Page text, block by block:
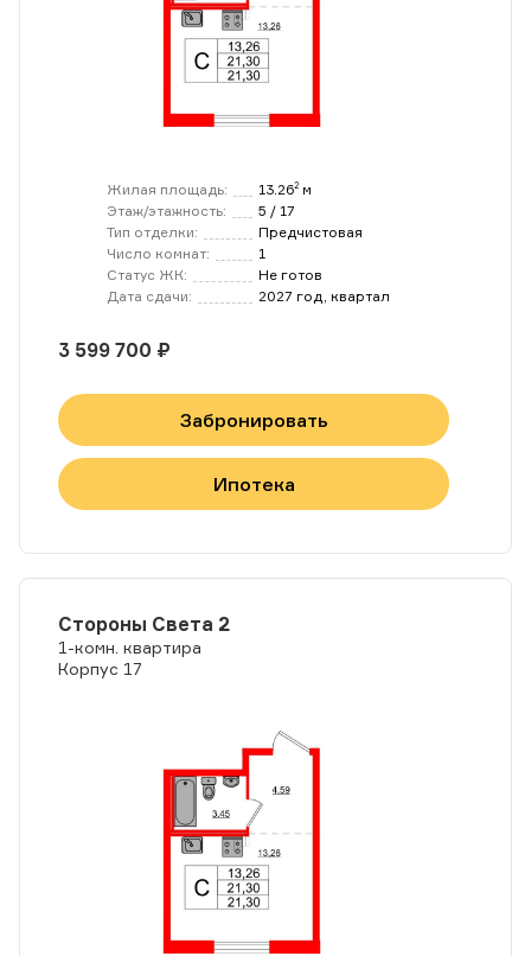
Жилая площадь: 13.262 м
Этаж/этажность:
5 / 17
Тип отделки:
Предчистовая
Число комнат:
1
Статус ЖК:
Не готов
Дата сдачи:
2027 год, квартал
3 599 700 ₽
Забронировать
Ипотека
Стороны Света 2
1-комн. квартира
Корпус 17